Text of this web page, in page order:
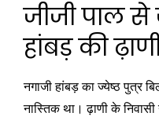
जीजी पाल से
हांबड़ की
नगाजी हांबड़ का ज्येष्ठ पुत्र
नास्तिक था। ढ़ाणी के